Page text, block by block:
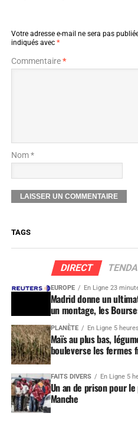
Votre adresse e-mail ne sera pas
indiqués avec *
Commentaire*
Nom *
TAGS
DIRECT
EUROPE En Ligne 23
Madrid donne un
un montage, les
PLANÈTE En Ligne 5 heures
Maïs au plus bas,
bouleverse les fermes
FAITS DIVERS En Ligne 5
Un an de prison pour
Manche